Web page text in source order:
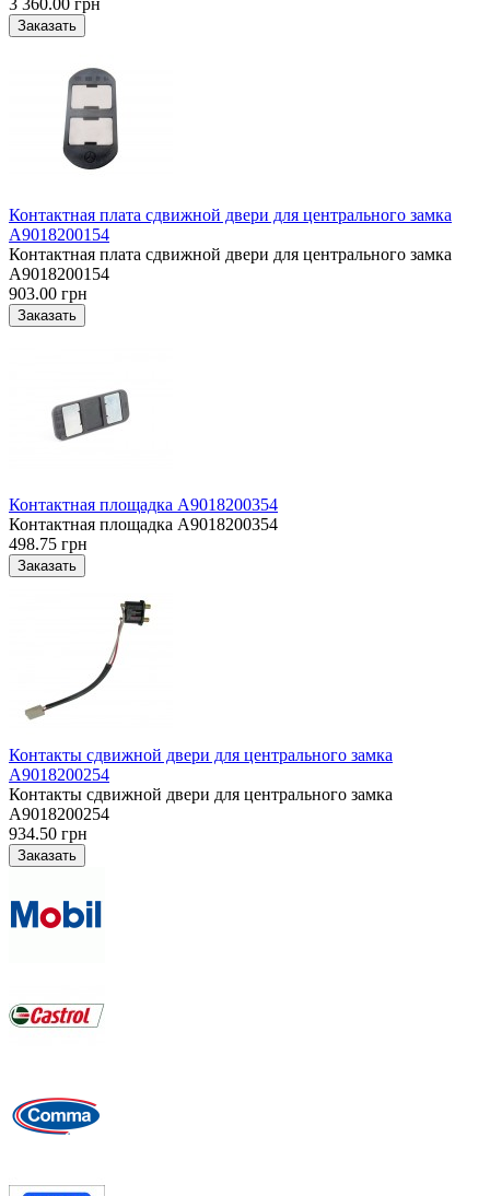
Контактная плата сдвижной двери для центрального замка
A9018200154
Контактная плата сдвижной двери для центрального замка
A9018200154
903.00 грн
Контактная площадка A9018200354
Контактная площадка A9018200354
498.75 грн
Контакты сдвижной двери для центрального замка
A9018200254
Контакты сдвижной двери для центрального замка
A9018200254
934.50 грн